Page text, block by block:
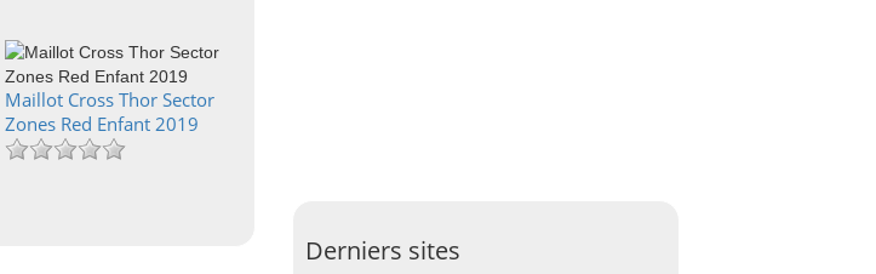
Maillot Cross Thor Sector
Zones Red Enfant 2019
Derniers sites